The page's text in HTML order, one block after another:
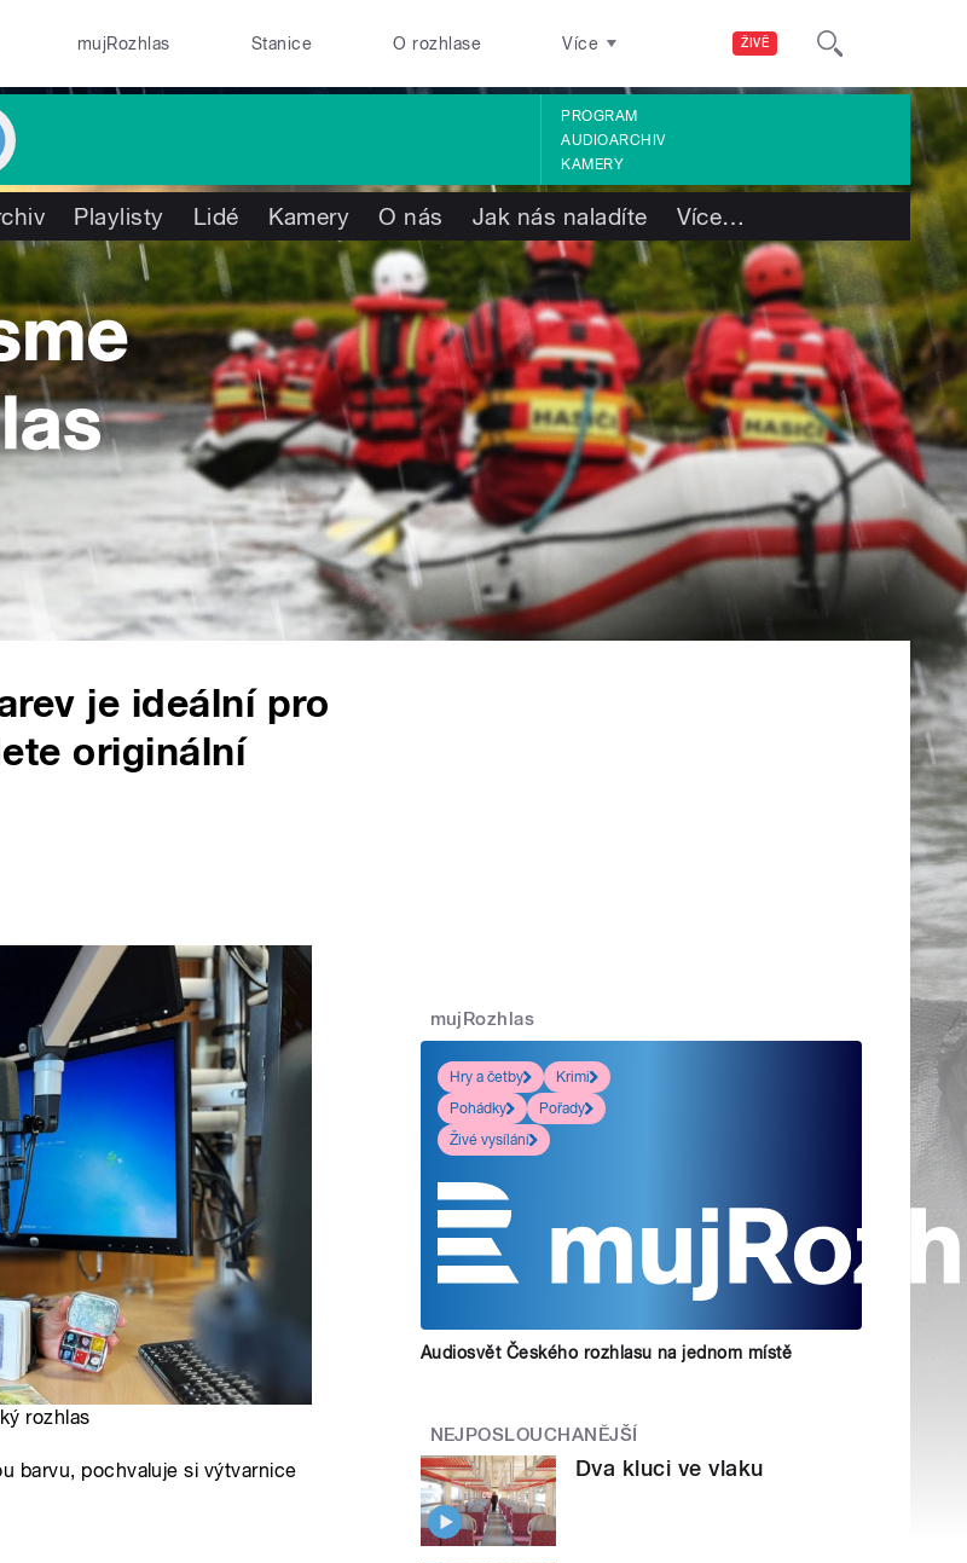
ŽIVĚ
mujRozhlas Stanice O rozhlase Více
PROGRAM
AUDIOARCHIV
KAMERY
Playlisty Lidé Kamery O nás Jak nás naladíte Více…
je ideální pro
originální
rozhlas
barvu, pochvaluje si výtvarnice
mujRozhlas
Hry a četby
Krimi
Pohádky
Pořady
Živé vysílání
Audiosvět Českého rozhlasu na jednom místě
NEJPOSLOUCHANĚJŠÍ
Dva kluci ve vlaku